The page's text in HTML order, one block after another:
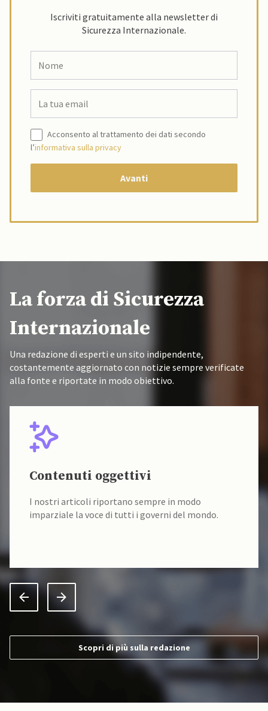
Iscriviti gratuitamente alla newsletter di
Sicurezza Internazionale.
Acconsento al trattamento dei dati secondo
l’informativa sulla privacy
La forza di Sicurezza
Internazionale
Una redazione di esperti e un sito indipendente,
costantemente aggiornato con notizie sempre verificate
alla fonte e riportate in modo obiettivo.
Contenuti oggettivi
I nostri articoli riportano sempre in modo
imparziale la voce di tutti i governi del mondo.
Scopri di più sulla redazione